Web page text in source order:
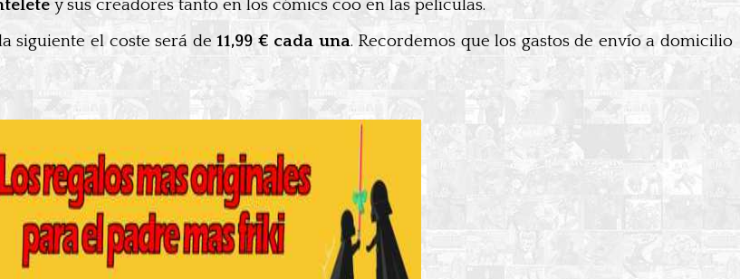
y sus creadores tanto en los cómics coo en las películas.
siguiente el coste será de11,99 € cada una. Recordemos que los gastos de envío a domicilio